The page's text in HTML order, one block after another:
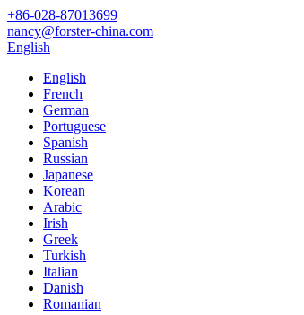
+86-028-87013699
nancy@forster-china.com
English
English
French
German
Portuguese
Spanish
Russian
Japanese
Korean
Arabic
Irish
Greek
Turkish
Italian
Danish
Romanian